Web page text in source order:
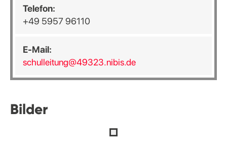
Telefon:
+49 5957 96110
E-Mail:
schulleitung@49323.nibis.de
Bilder